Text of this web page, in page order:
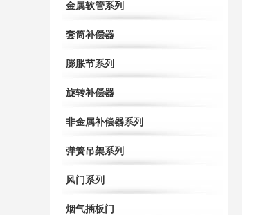
金属软管系列
套筒补偿器
膨胀节系列
旋转补偿器
非金属补偿器系列
弹簧吊架系列
风门系列
烟气插板门